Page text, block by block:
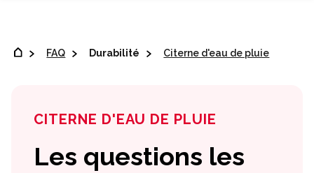
FAQ Durabilité Citerne d'eau de pluie
CITERNE D'EAU DE PLUIE
Les questions les